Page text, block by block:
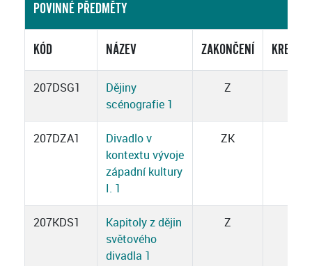
POVINNÉ PŘEDMĚTY
KÓD NÁZEV ZAKONČENÍ KREDITY
207DSG1
Dějiny
scénografie 1
Z
207DZA1
Divadlo v
kontextu vývoje
západní kultury
I. 1
ZK
207KDS1
Kapitoly z dějin
světového
divadla 1
Z